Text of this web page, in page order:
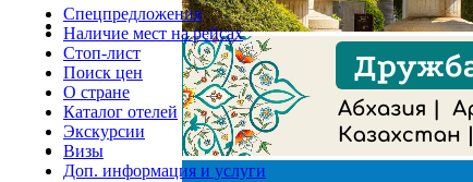
Спецпредложения
Наличие мест на рейсах
Стоп-лист
Поиск цен
О стране
Каталог отелей
Экскурсии
Визы
Доп. информация и услуги